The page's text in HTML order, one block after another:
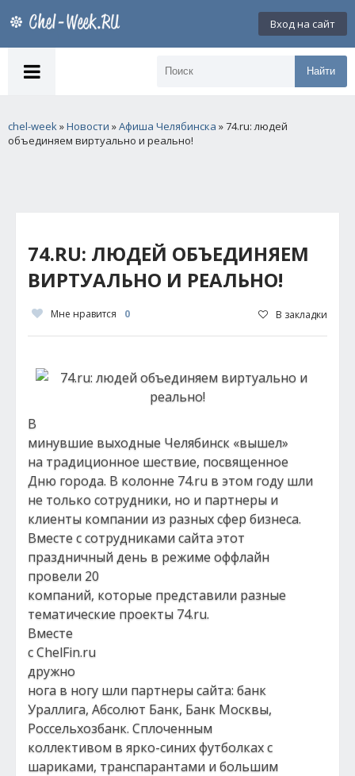
Вход на сайт
Найти
chel-week»Новости »Афиша Челябинска » 74.ru: людей
объединяем виртуально и реально!
74.RU: ЛЮДЕЙ ОБЪЕДИНЯЕМ
ВИРТУАЛЬНО И РЕАЛЬНО!
Мне нравится 0 В закладки
В
минувшие выходные Челябинск «вышел»
на традиционное шествие, посвященное
Дню города. В колонне 74.ru в этом году шли
не только сотрудники, но и партнеры и
клиенты компании из разных сфер бизнеса.
Вместе с сотрудниками сайта этот
праздничный день в режиме оффлайн
провели 20
компаний, которые представили разные
тематические проекты 74.ru.
Вместе
с ChelFin.ru
дружно
нога в ногу шли партнеры сайта: банк
Ураллига, Абсолют Банк, Банк Москвы,
Россельхозбанк. Сплоченным
коллективом в ярко-синих футболках с
шариками, транспарантами и большим